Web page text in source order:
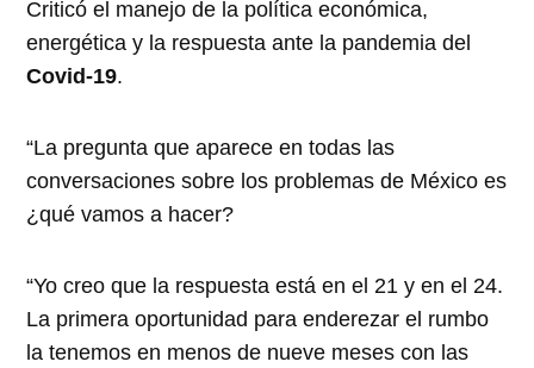
Criticó el manejo de la política económica,
energética y la respuesta ante la pandemia del
Covid-19.
“La pregunta que aparece en todas las
conversaciones sobre los problemas de México es
¿qué vamos a hacer?
“Yo creo que la respuesta está en el 21 y en el 24.
La primera oportunidad para enderezar el rumbo
la tenemos en menos de nueve meses con las